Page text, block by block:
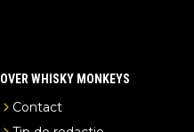
OVER WHISKY MONKEYS
Contact